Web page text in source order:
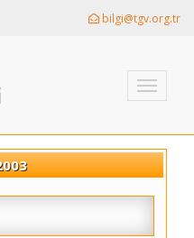
bilgi@tgv.org.tr
Toggle